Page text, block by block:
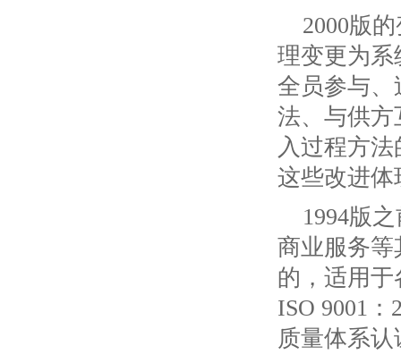
2000版
理变更为
全员参与
法、与供方
入过程方
这些改进
1994版
商业服务等
的，适用
ISO 9001
质量体系